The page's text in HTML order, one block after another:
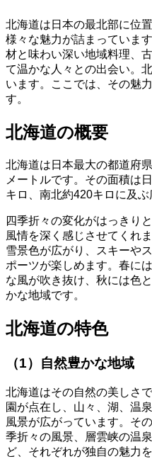
北海道は日本の最北部に位
様々な魅力が詰まっていま
材と味わい深い地域料理、
て温かな人々との出会い。
います。ここでは、その魅
す。
北海道の概要
北海道は日本最大の都道府
メートルです。その面積は
キロ、南北約420キロに及ぶ
四季折々の変化がはっきり
風情を深く感じさせてくれ
雪景色が広がり、スキーや
ポーツが楽しめます。春に
な風が吹き抜け、秋には色
かな地域です。
北海道の特色
（1）自然豊かな地域
北海道はその自然の美しさ
園が点在し、山々、湖、温
風景が広がっています。そ
季折々の風景、層雲峡の温
ど、それぞれが独自の魅力